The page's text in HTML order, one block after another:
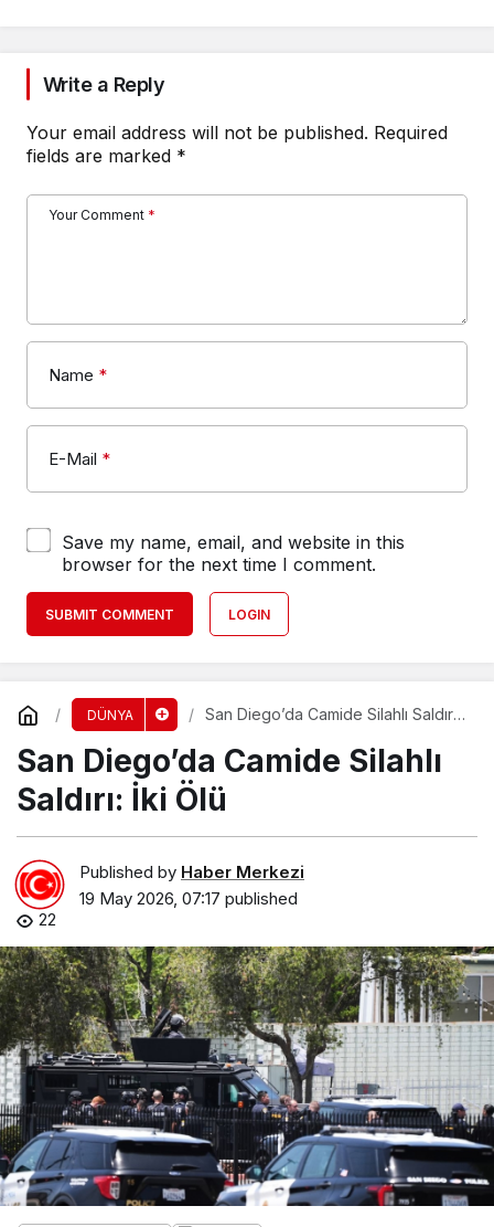
Write a Reply
Your email address will not be published. Required
fields are marked *
Your Comment *
Name *
E-Mail *
Save my name, email, and website in this
browser for the next time I comment.
SUBMIT COMMENT LOGIN
DÜNYA
San Diego’da Camide Silahlı Saldırı:
San Diego’da Camide Silahlı
Saldırı: İki Ölü
Published by Haber Merkezi
19 May 2026, 07:17 published
22